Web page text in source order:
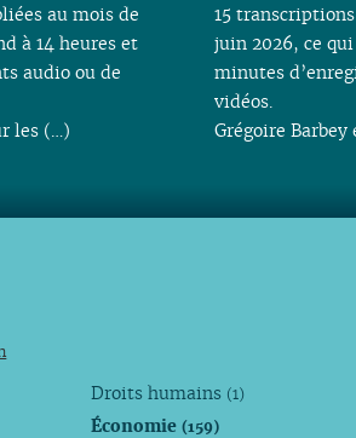
au mois de
à 14 heures et
audio ou de
les (…)
15
juin 2026, ce
minutes
vidéos.
Grégoire
Droits humains (1)
Économie(159)